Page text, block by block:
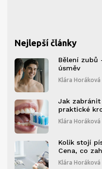
Nejlepší články
Bělení zubů
úsměv
Klára Horáková
Jak
praktické
Klára Horáková
Kolik stojí
Cena, co
potřeba
Klára Horáková